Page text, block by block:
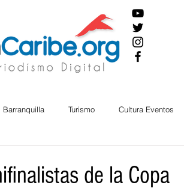
Barranquilla Turismo Cultura Eventos
de la Copa